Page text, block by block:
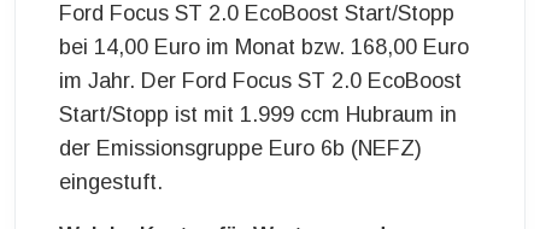
Ford Focus ST 2.0 EcoBoost Start/Stopp
bei 14,00 Euro im Monat bzw. 168,00 Euro
im Jahr. Der Ford Focus ST 2.0 EcoBoost
Start/Stopp ist mit 1.999 ccm Hubraum in
der Emissionsgruppe Euro 6b (NEFZ)
eingestuft.